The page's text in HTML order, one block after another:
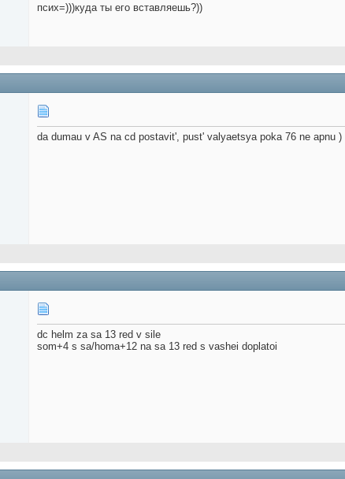
псих=)))куда ты его вставляешь?))
da dumau v AS na cd postavit', pust' valyaetsya poka 76 ne apnu )
dc helm za sa 13 red v sile
som+4 s sa/homa+12 na sa 13 red s vashei doplatoi